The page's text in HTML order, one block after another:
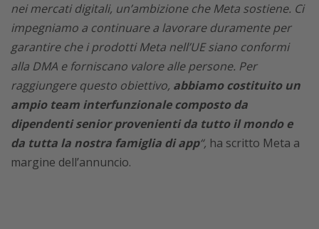
nei mercati digitali, un’ambizione che Meta sostiene. Ci
impegniamo a continuare a lavorare duramente per
garantire che i prodotti Meta nell’UE siano conformi
alla DMA e forniscano valore alle persone. Per
raggiungere questo obiettivo, abbiamo costituito un
ampio team interfunzionale composto da
dipendenti senior provenienti da tutto il mondo e
da tutta la nostra famiglia di app“, ha scritto Meta a
margine dell’annuncio.